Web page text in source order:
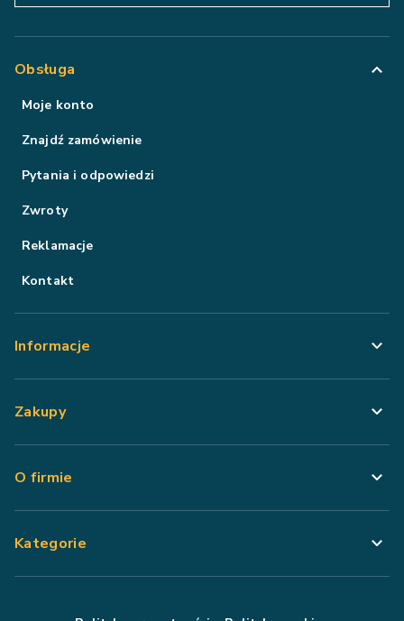
Obsługa
Moje konto
Znajdź zamówienie
Pytania i odpowiedzi
Zwroty
Reklamacje
Kontakt
Informacje
Zakupy
O firmie
Kategorie